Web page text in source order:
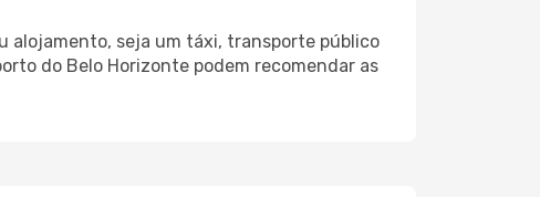
alojamento, seja um táxi, transporte público
do Belo Horizonte podem recomendar as